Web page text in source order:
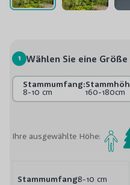
1 Wählen Sie eine Größe
Stammumfang:
8-10 cm 160-180cm
Ihre ausgewählte Höhe:
Stammumfang:8-10 cm